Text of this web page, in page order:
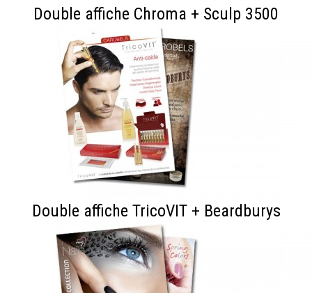
Double affiche Chroma + Sculp 3500
Double affiche TricoVIT + Beardburys